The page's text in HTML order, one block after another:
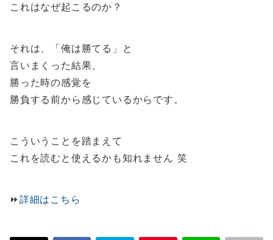
これはなぜ起こるのか？
それは、「俺は勝てる」と
言いまくった結果、
勝った時の感覚を
勝負する前から感じているからです。
こういうことを踏まえて
これを読むと使えるかも知れません 笑
⏩️詳細はこちら